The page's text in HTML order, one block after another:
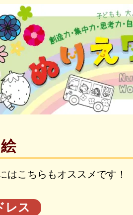
はこちらもオススメです！
レス